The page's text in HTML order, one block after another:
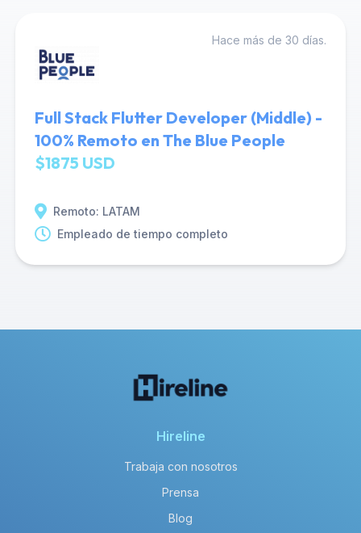
Hace más de 30 días.
Full Stack Flutter Developer (Middle) -
100% Remoto en The Blue People
$1875 USD
Remoto: LATAM
Empleado de tiempo completo
Hireline
Trabaja con nosotros
Prensa
Blog